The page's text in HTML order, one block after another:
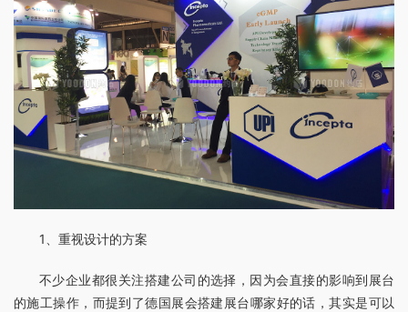
1、重视设计的方案
不少企业都很关注搭建公司的选择，因为会直接的影响到展台
的施工操作，而提到了德国展会搭建展台哪家好的话，其实是可以